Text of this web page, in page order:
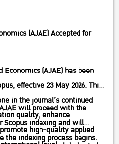
(AJAE) Accepted for
(AJAE) has been
effective 23 May 2026. This
in the journal’s continued
quality, enhance
high-quality applied
will proceed with the
Scopus indexing and will
the indexing process begins.